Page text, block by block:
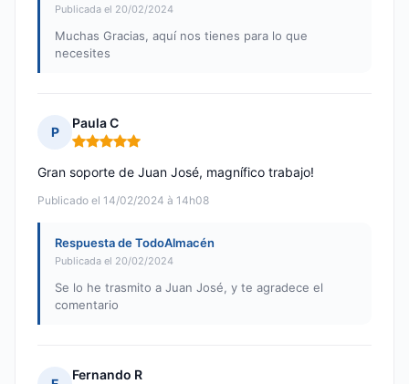
Publicada el 20/02/2024
Muchas Gracias, aquí nos tienes para lo que
necesites
P
Paula C
Nota: 5 de 5
Publicado el 14/02/2024 à 14h08
Gran soporte de Juan José, magnífico trabajo!
Respuesta de TodoAlmacén
Publicada el 20/02/2024
Se lo he trasmito a Juan José, y te agradece el
comentario
Fernando R